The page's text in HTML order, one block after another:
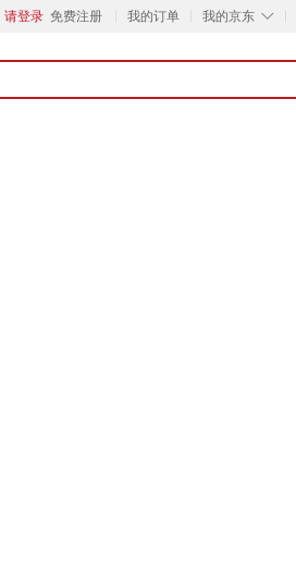
请登录 免费注册 我的订单 ◇
我的京东